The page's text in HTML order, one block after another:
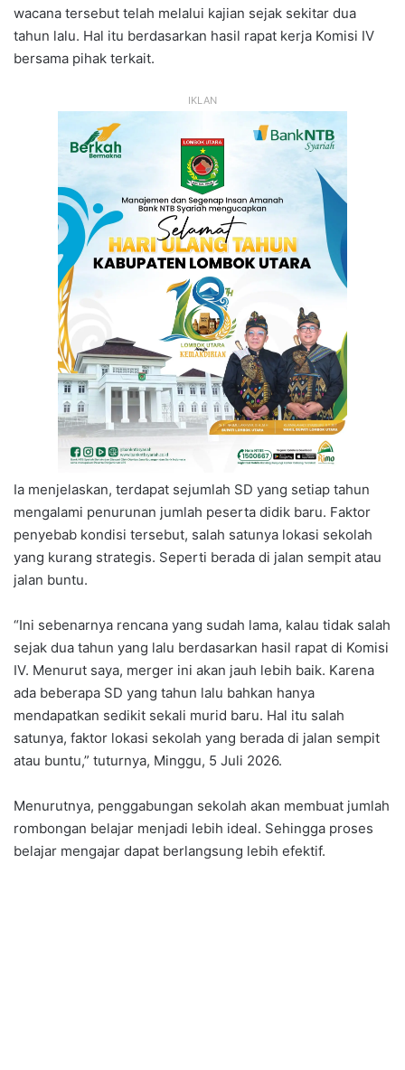
wacana tersebut telah melalui kajian sejak sekitar dua
tahun lalu. Hal itu berdasarkan hasil rapat kerja Komisi IV
bersama pihak terkait.
IKLAN
Ia menjelaskan, terdapat sejumlah SD yang setiap tahun
mengalami penurunan jumlah peserta didik baru. Faktor
penyebab kondisi tersebut, salah satunya lokasi sekolah
yang kurang strategis. Seperti berada di jalan sempit atau
jalan buntu.
“Ini sebenarnya rencana yang sudah lama, kalau tidak salah
sejak dua tahun yang lalu berdasarkan hasil rapat di Komisi
IV. Menurut saya, merger ini akan jauh lebih baik. Karena
ada beberapa SD yang tahun lalu bahkan hanya
mendapatkan sedikit sekali murid baru. Hal itu salah
satunya, faktor lokasi sekolah yang berada di jalan sempit
atau buntu,” tuturnya, Minggu, 5 Juli 2026.
Menurutnya, penggabungan sekolah akan membuat jumlah
rombongan belajar menjadi lebih ideal. Sehingga proses
belajar mengajar dapat berlangsung lebih efektif.